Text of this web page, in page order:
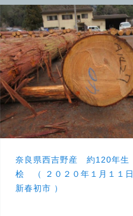
奈良県西吉野産 約120年生
桧 （ ２０２０年１月１１日
新春初市 ）